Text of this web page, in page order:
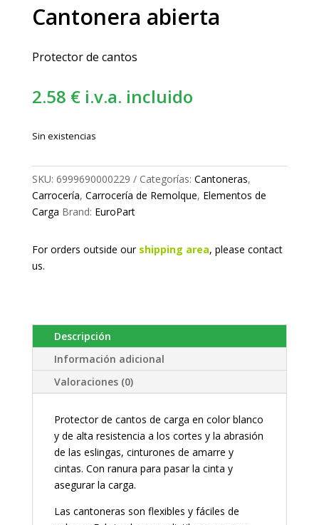
Cantonera abierta
Protector de cantos
2.58 € i.v.a. incluido
Sin existencias
SKU: 6999690000229 Categorías: Cantoneras,
Carrocería, Carrocería de Remolque, Elementos de
Carga Brand: EuroPart
For orders outside our shipping area, please contact
us.
Descripción
Información adicional
Valoraciones (0)
Protector de cantos de carga en color blanco
y de alta resistencia a los cortes y la abrasión
de las eslingas, cinturones de amarre y
cintas. Con ranura para pasar la cinta y
asegurar la carga.
Las cantoneras son flexibles y fáciles de